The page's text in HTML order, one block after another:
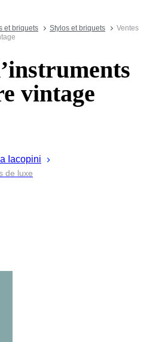
et briquets Stylos et briquets
Ventes
vintage
Iacopini
de luxe